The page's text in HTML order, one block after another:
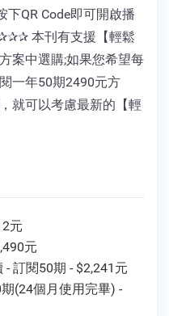
下QR Code即可開啟播
本刊有支援【輕鬆
案中選購;如果您希望每
一年50期2490元方
就可以考慮最新的【輕
元
元
- 訂閱50期 - $2,241元
(24個月使用完畢) -